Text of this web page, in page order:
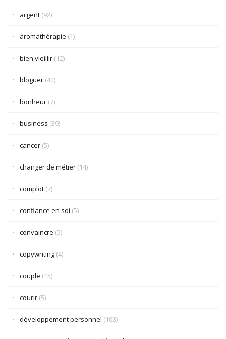
argent (92)
aromathérapie (1)
bien vieillir (12)
bloguer (42)
bonheur (7)
business (39)
cancer (5)
changer de métier (14)
complot (7)
confiance en soi (5)
convaincre (5)
copywriting (4)
couple (15)
courir (5)
développement personnel (103)